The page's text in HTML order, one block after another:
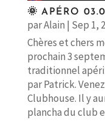
🌞 APÉRO
parAlain | Sep 1,
Chères et chers
prochain 3
traditionnel
par Patrick.
Clubhouse. Il y
plancha du club